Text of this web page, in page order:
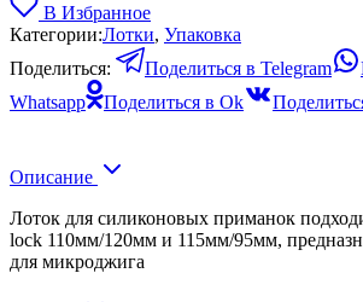
В Избранное
Категории:Лотки, Упаковка
Поделиться:
Поделиться в Telegram
Whatsapp
Поделиться в Ok
Описание
Лоток для силиконовых приманок
lock 110мм/120мм и 115мм/95мм,
для микроджига